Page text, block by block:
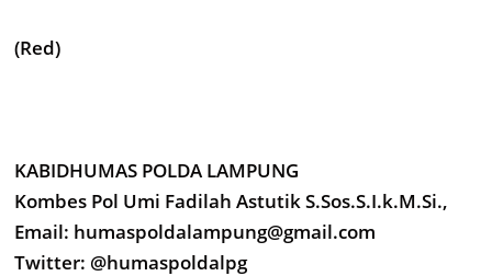
(Red)
KABIDHUMAS POLDA LAMPUNG
Kombes Pol Umi Fadilah Astutik S.Sos.S.I.k.M.Si.,
Email: humaspoldalampung@gmail.com
Twitter: @humaspoldalpg